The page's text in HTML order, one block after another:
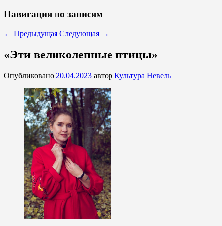
Навигация по записям
← Предыдущая Следующая →
«Эти великолепные птицы»
Опубликовано 20.04.2023 автор Культура Невель